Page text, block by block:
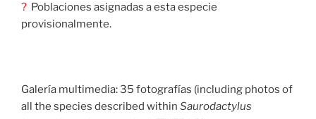
? Poblaciones asignadas a esta especie
provisionalmente.
Galería multimedia: 35 fotografías (including photos of
all the species described within Saurodactylus